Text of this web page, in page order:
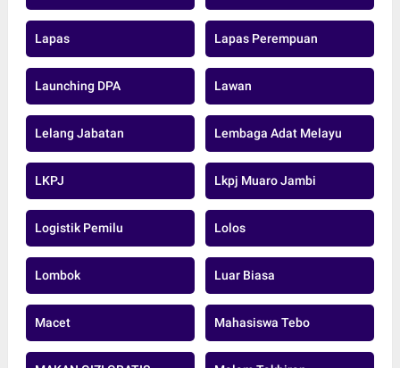
Lapas Lapas Perempuan
Launching DPA Lawan
Lelang Jabatan Lembaga Adat Melayu
LKPJ Lkpj Muaro Jambi
Logistik Pemilu Lolos
Lombok Luar Biasa
Macet Mahasiswa Tebo